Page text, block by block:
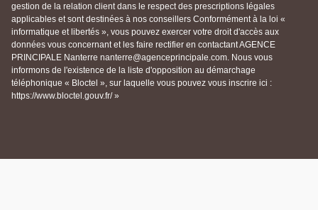
gestion de la relation client dans le respect des prescriptions légales
applicables et sont destinées à nos conseillers Conformément à la loi «
informatique et libertés », vous pouvez exercer votre droit d'accès aux
données vous concernant et les faire rectifier en contactant AGENCE
PRINCIPALE Nanterre nanterre@agenceprincipale.com. Nous vous
informons de l'existence de la liste d'opposition au démarchage
téléphonique « Bloctel », sur laquelle vous pouvez vous inscrire ici :
https://www.bloctel.gouv.fr/ »